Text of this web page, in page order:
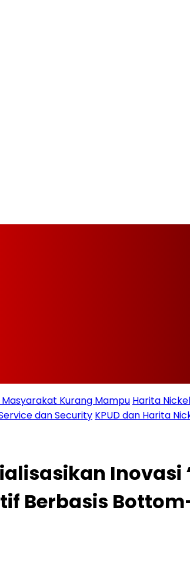
Kurang Mampu Harita
dan Security KPUD dan Harita
Inovasi
Berbasis